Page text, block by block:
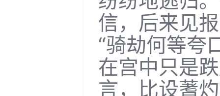
信，后来见
“骑劫何等夸
在宫中只是
言，比设蓍